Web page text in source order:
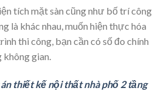
tích mặt sàn cũng như bố trí công
là khác nhau, muốn hiện thực hóa
thi công, bạn cần có số đo chính
gian.
thiết kế nội thất nhà phố 2 tầng